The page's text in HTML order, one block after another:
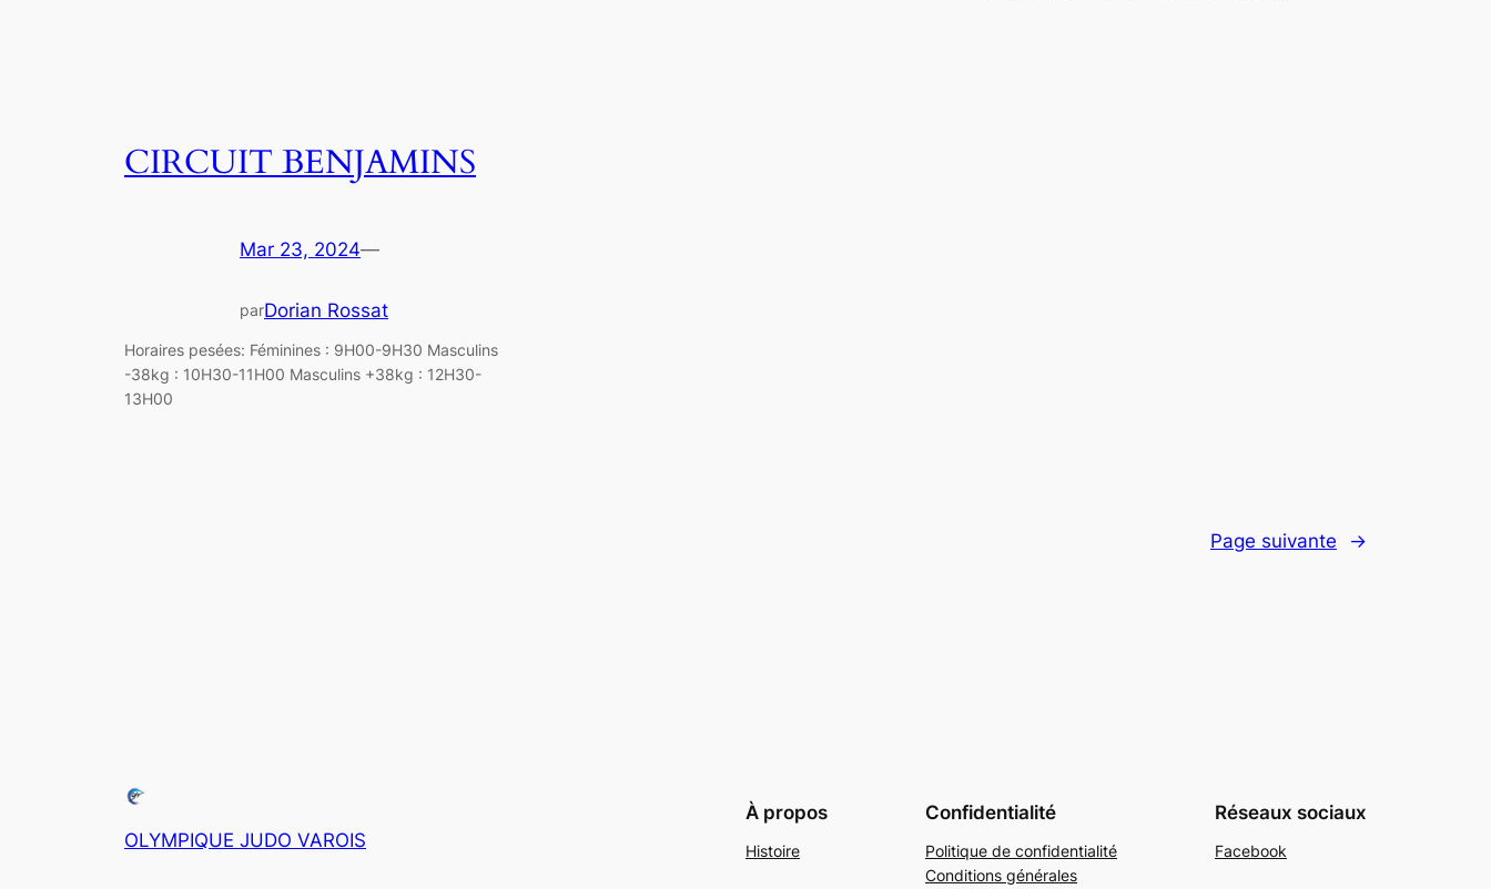
CIRCUIT BENJAMINS
Mar 23, 2024—
parDorian Rossat
Horaires pesées: Féminines : 9H00-9H30 Masculins
-38kg : 10H30-11H00 Masculins +38kg : 12H30-
13H00
Page suivante →
OLYMPIQUE JUDO VAROIS
À propos
Histoire
Confidentialité
Politique de confidentialité
Conditions générales
Réseaux sociaux
Facebook